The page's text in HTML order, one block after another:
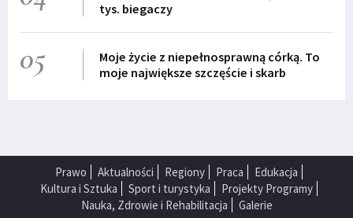
tys. biegaczy
05
Moje życie z niepełnosprawną córką. To
moje największe szczęście i skarb
Prawo Aktualności Regiony Praca
Edukacja
Kultura i Sztuka
Sport i turystyka
Projekty Programy
Nauka, Zdrowie i Rehabilitacja
Galerie